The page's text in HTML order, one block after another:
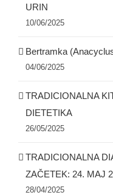
URIN
10/06/2025
Bertramka
04/06/2025
TRADICIONALNA
DIETETIKA
26/05/2025
TRADICIONALNA
ZAČETEK: 24. MAJ
28/04/2025